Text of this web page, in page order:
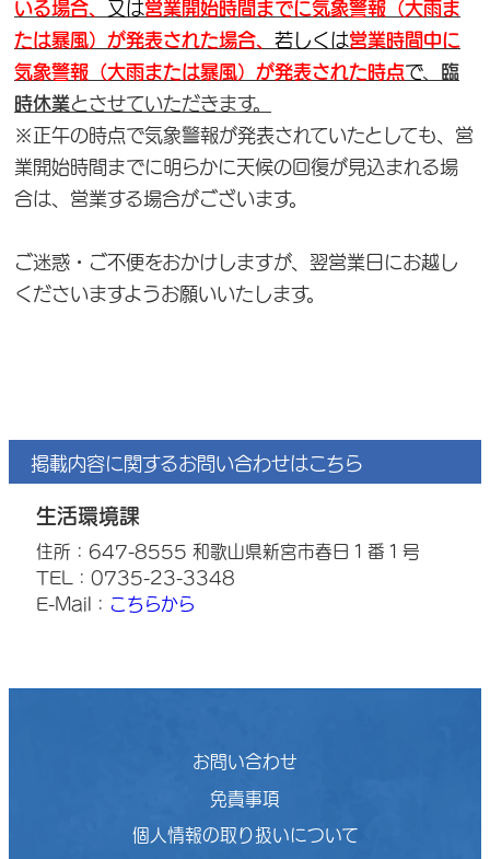
いる場合、
又は営業開始時間までに気象警報（大雨ま
たは暴風）が発表された場合、 若しくは営業時間中に
気象警報（大雨または暴風）が発表された時点で、
臨
時休業とさせていただきます。
※正午の時点で気象警報が発表されていたとしても、営
業開始時間までに明らかに天候の回復が見込まれる場
合は、営業する場合がございます。
ご迷惑・ご不便をおかけしますが、翌営業日にお越し
くださいますようお願いいたします。
掲載内容に関するお問い合わせはこちら
生活環境課
住所：647-8555 和歌山県新宮市春日１番１号
TEL：0735-23-3348
E-Mail： こちらから
お問い合わせ
免責事項
個人情報の取り扱いについて